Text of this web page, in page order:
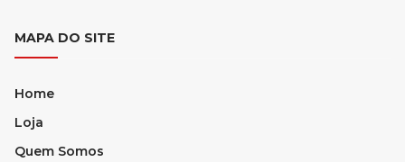
MAPA DO SITE
Home
Loja
Quem Somos